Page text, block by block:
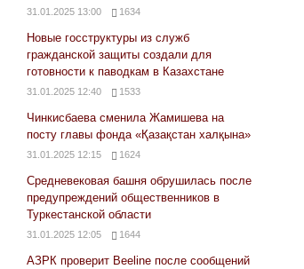
31.01.2025 13:00 1634
Новые госструктуры из служб
гражданской защиты создали для
готовности к паводкам в Казахстане
31.01.2025 12:40 1533
Чинкисбаева сменила Жамишева на
посту главы фонда «Қазақстан халқына»
31.01.2025 12:15 1624
Средневековая башня обрушилась после
предупреждений общественников в
Туркестанской области
31.01.2025 12:05 1644
АЗРК проверит Beeline после сообщений